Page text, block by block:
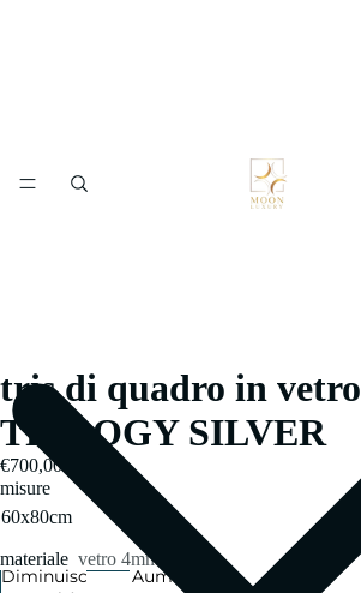
tris di quadro in vetro
TRILOGY SILVER
€700,00
misure
materiale vetro 4mm
Diminuisci
Aumenta